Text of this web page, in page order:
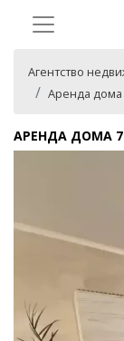
Агентство
Аренда дома
АРЕНДА ДОМА